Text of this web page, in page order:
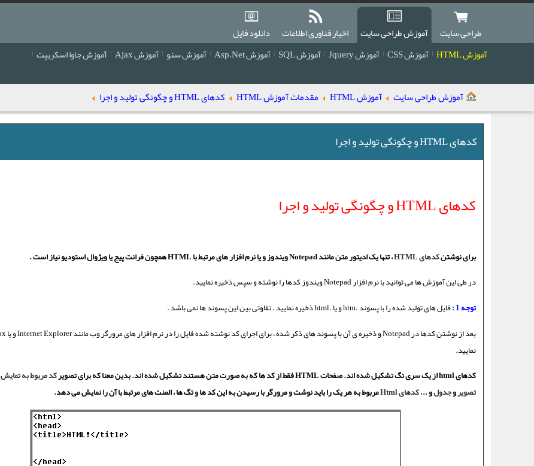
طراحی سایت آموزش طراحی سایت اخبار فناوری اطلاعات
دانلود فایل
آموزش HTML
آموزش CSS آموزش Jquery آموزش SQL آموزش Asp.Net آموزش سئو آموزش Ajax آموزش جاوا اسکریپت
آموزش طراحی سایت آموزش HTML مقدمات آموزش HTML کدهای HTML و چگونگی تولید و اجرا
کدهای HTML و چگونگی تولید و اجرا
کدهای HTML و چگونگی تولید و اجرا
برای نوشتنکدهای HTML
، تنها یک ادیتور متن مانند Notepad ویندوز و یا نرم افزار های مرتبط با HTML همچون فرانت پیج یا ویژوال استودیو نیاز است .
در طی این آموزش ها می توانید با نرم افزار Notepad ویندوز کدها را نوشته و سپس ذخیره نمایید.
توجه 1 :
فایل های تولید شده را با پسوند .htm و یا .html ذخیره نمایید . تفاوتی بین این پسوند ها نمی باشد .
نمایید.
کدهای html از یک سری تگ تشکیل شده اند. صفحات HTML فقط از کد ها که به صورت متن هستند تشکيل شده اند. بدین معنا که برای تصویر
کد مربوط به تمایش
تصویروجدولو ...کدهای Html مربوط به هر یک را باید نوشت و مرورگر با رسیدن به این کد ها و تگ ها ، المنت های مرتبط با آن را نمایش می دهد.